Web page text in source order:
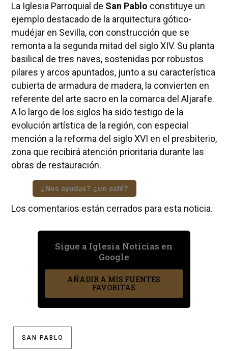
La Iglesia Parroquial de San Pablo constituye un
ejemplo destacado de la arquitectura gótico-
mudéjar en Sevilla, con construcción que se
remonta a la segunda mitad del siglo XIV. Su planta
basilical de tres naves, sostenidas por robustos
pilares y arcos apuntados, junto a su característica
cubierta de armadura de madera, la convierten en
referente del arte sacro en la comarca del Aljarafe.
A lo largo de los siglos ha sido testigo de la
evolución artística de la región, con especial
mención a la reforma del siglo XVI en el presbiterio,
zona que recibirá atención prioritaria durante las
obras de restauración.
¿Nos ayudas? ¿un café?
Los comentarios están cerrados para esta noticia.
Sigue a Iglesia Noticias en
Google
AÑADIR A MIS FUENTES
FAVORITAS
SAN PABLO